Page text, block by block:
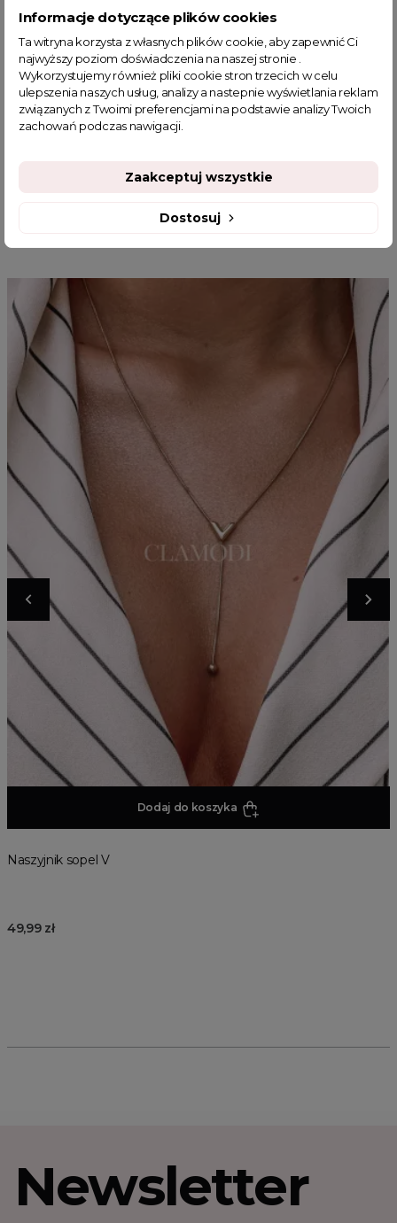
sukienki duże rozmiary
zielona sukienka na wesele
sukienka na urodziny
sukienka do biura
sukienka kopertowa elegancka
sukienka wieczorowa mini
sklep z odzieżą damską
klasyczne sukienki wizytowe
fajne ciuszki
modne sukienki
MOGĄ CI SIĘ SPODOBAĆ
Dodaj do koszyka
Naszyjnik sopel V
49,99 zł
Newsletter
Informacje dotyczące plików cookies
Ta witryna korzysta z własnych plików cookie, aby zapewnić Ci
najwyższy poziom doświadczenia na naszej stronie .
Wykorzystujemy również pliki cookie stron trzecich w celu
ulepszenia naszych usług, analizy a nastepnie wyświetlania reklam
związanych z Twoimi preferencjami na podstawie analizy Twoich
zachowań podczas nawigacji.
Dostosuj
Zaakceptuj wszystkie